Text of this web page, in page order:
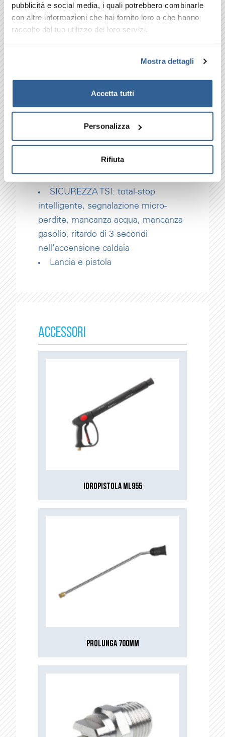
pubblicità e social media, i quali potrebbero combinarle
con altre informazioni che hai fornito loro o che hanno
raccolto dal tuo utilizzo dei loro servizi.
Mostra dettagli
Accetta tutti
Personalizza
Rifiuta
ottone
Valvole di sicurezza
Caldaia con controllo di fiamma
Manometro controllo pressione
pompetta gasolio
Rubinetto chiusura mandata
Manometro e termostato
SICUREZZA TSI: total-stop
intelligente, segnalazione micro-
perdite, mancanza acqua, mancanza
gasolio, ritardo di 3 secondi
nell’accensione caldaia
Lancia e pistola
ACCESSORI
IDROPISTOLA ML955
PROLUNGA 700MM